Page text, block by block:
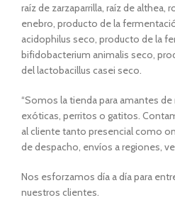
raíz de zarzaparrilla, raíz de althea,
enebro, producto de la
acidophilus seco, producto de la
bifidobacterium animalis seco,
del lactobacillus casei seco.
“Somos la tienda para amantes
exóticas, perritos o gatitos.
al cliente tanto presencial como
de despacho, envíos a regiones,
Nos esforzamos día a día para
nuestros clientes.